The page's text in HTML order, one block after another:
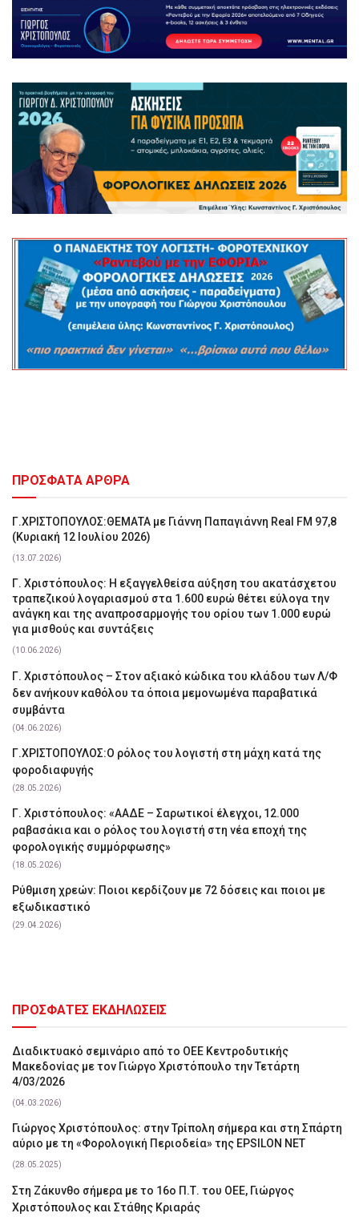
ΠΡΟΣΦΑΤΑ ΑΡΘΡΑ
Γ.ΧΡΙΣΤΟΠΟΥΛΟΣ:ΘΕΜΑΤΑ με Γιάννη Παπαγιάννη Real FM 97,8
(Κυριακή 12 Ιουλίου 2026)
(13.07.2026)
Γ. Χριστόπουλος: Η εξαγγελθείσα αύξηση του ακατάσχετου
τραπεζικού λογαριασμού στα 1.600 ευρώ θέτει εύλογα την
ανάγκη και της αναπροσαρμογής του ορίου των 1.000 ευρώ
για μισθούς και συντάξεις
(10.06.2026)
Γ. Χριστόπουλος – Στον αξιακό κώδικα του κλάδου των Λ/Φ
δεν ανήκουν καθόλου τα όποια μεμονωμένα παραβατικά
συμβάντα
(04.06.2026)
Γ.ΧΡΙΣΤΟΠΟΥΛΟΣ:Ο ρόλος του λογιστή στη μάχη κατά της
φοροδιαφυγής
(28.05.2026)
Γ. Χριστόπουλος: «ΑΑΔΕ – Σαρωτικοί έλεγχοι, 12.000
ραβασάκια και ο ρόλος του λογιστή στη νέα εποχή της
φορολογικής συμμόρφωσης»
(18.05.2026)
Ρύθμιση χρεών: Ποιοι κερδίζουν με 72 δόσεις και ποιοι με
εξωδικαστικό
(29.04.2026)
ΠΡΟΣΦΑΤΕΣ ΕΚΔΗΛΩΣΕΙΣ
Διαδικτυακό σεμινάριο από το ΟΕΕ Κεντροδυτικής
Μακεδονίας με τον Γιώργο Χριστόπουλο την Τετάρτη
4/03/2026
(04.03.2026)
Γιώργος Χριστόπουλος: στην Τρίπολη σήμερα και στη Σπάρτη
αύριο με τη «Φορολογική Περιοδεία» της EPSILON NET
(28.05.2025)
Στη Ζάκυνθο σήμερα με το 16ο Π.Τ. του ΟΕΕ, Γιώργος
Χριστόπουλος και Στάθης Κριαράς